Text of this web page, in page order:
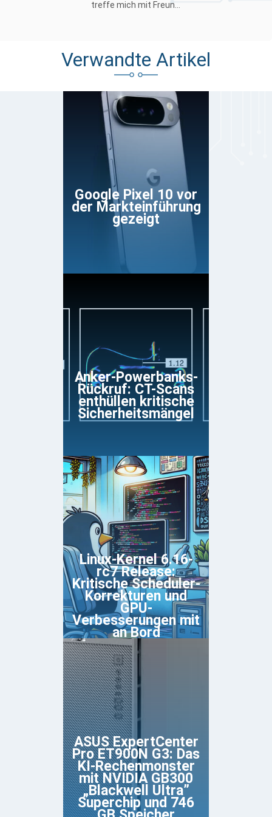
treffe mich mit Freun...
Verwandte Artikel
Google Pixel 10 vor
der Markteinführung
gezeigt
Anker-Powerbanks-
Rückruf: CT-Scans
enthüllen kritische
Sicherheitsmängel
Linux-Kernel 6.16-
rc7 Release:
Kritische Scheduler-
Korrekturen und
GPU-
Verbesserungen mit
an Bord
ASUS ExpertCenter
Pro ET900N G3: Das
KI-Rechenmonster
mit NVIDIA GB300
„Blackwell Ultra”
Superchip und 746